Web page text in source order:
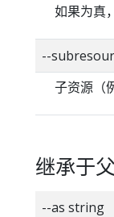
如果为真
--
子资源（
继承于
--as string